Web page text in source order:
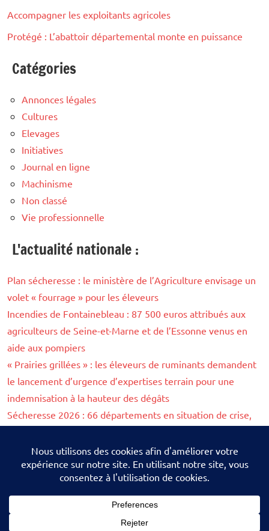
Accompagner les exploitants agricoles
Protégé : L’abattoir départemental monte en puissance
Catégories
Annonces légales
Cultures
Elevages
Initiatives
Journal en ligne
Machinisme
Non classé
Vie professionnelle
L'actualité nationale :
Plan sécheresse : le ministère de l’Agriculture envisage un
volet « fourrage » pour les éleveurs
Incendies de Fontainebleau : 87 500 euros attribués aux
agriculteurs de Seine-et-Marne et de l’Essonne venus en
aide aux pompiers
« Prairies grillées » : les éleveurs de ruminants demandent
le lancement d’urgence d’expertises terrain pour une
indemnisation à la hauteur des dégâts
Sécheresse 2026 : 66 départements en situation de crise,
Vendange 2026 : face aux « très fortes incertitudes », le
ministère reporte la publication des premières prévisions
au mois de septembre
Suivez nous sur les réseaux sociaux :